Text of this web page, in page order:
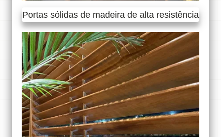
Portas sólidas de madeira de alta resistência